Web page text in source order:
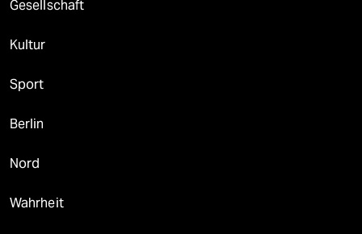
Gesellschaft
Kultur
Sport
Berlin
Nord
Wahrheit